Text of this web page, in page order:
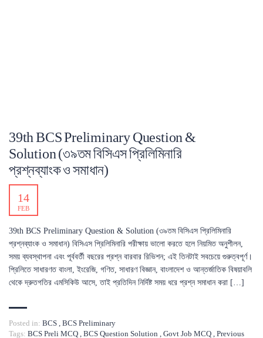
39th BCS Preliminary Question &
Solution (৩৯তম বিসিএস প্রিলিমিনারি
প্রশ্নব্যাংক ও সমাধান)
14
FEB
39th BCS Preliminary Question & Solution (৩৯তম বিসিএস প্রিলিমিনারি
প্রশ্নব্যাংক ও সমাধান) বিসিএস প্রিলিমিনারি পরীক্ষায় ভালো করতে হলে নিয়মিত অনুশীলন,
সময় ব্যবস্থাপনা এবং পূর্ববর্তী বছরের প্রশ্ন বারবার রিভিশন; এই তিনটাই সবচেয়ে গুরুত্বপূর্ণ।
প্রিলিতে সাধারণত বাংলা, ইংরেজি, গণিত, সাধারণ বিজ্ঞান, বাংলাদেশ ও আন্তর্জাতিক বিষয়াবলি
থেকে দ্রুতগতির এমসিকিউ আসে, তাই প্রতিদিন নির্দিষ্ট সময় ধরে প্রশ্ন সমাধান করা […]
Posted in: BCS , BCS Preliminary
Tags: BCS Preli MCQ , BCS Question Solution , Govt Job MCQ , Previous